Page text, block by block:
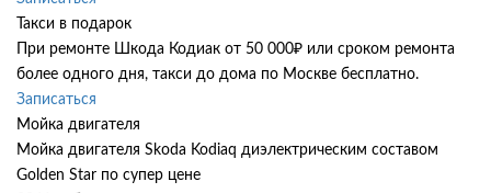
Такси в подарок
При ремонте Шкода Кодиак от 50 000₽ или сроком ремонта
более одного дня, такси до дома по Москве бесплатно.
Записаться
Мойка двигателя
Мойка двигателя Skoda Kodiaq диэлектрическим составом
Golden Star по супер цене